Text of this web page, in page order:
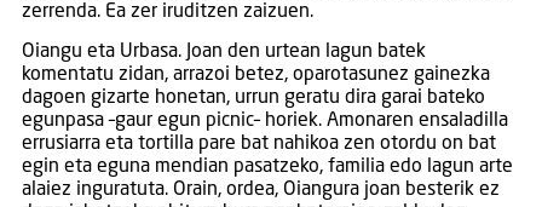
zerrenda. Ea zer iruditzen zaizuen.
Oiangu eta Urbasa. Joan den urtean lagun batek
komentatu zidan, arrazoi betez, oparotasunez gainezka
dagoen gizarte honetan, urrun geratu dira garai bateko
egunpasa –gaur egun picnic– horiek. Amonaren ensaladilla
errusiarra eta tortilla pare bat nahikoa zen otordu on bat
egin eta eguna mendian pasatzeko, familia edo lagun arte
alaiez inguratuta. Orain, ordea, Oiangura joan besterik ez